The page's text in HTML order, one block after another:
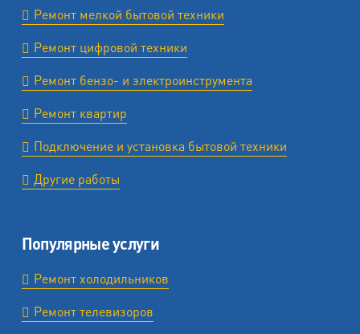
Ремонт мелкой бытовой техники
Ремонт цифровой техники
Ремонт бензо- и электроинструмента
Ремонт квартир
Подключение и установка бытовой техники
Другие работы
Популярные услуги
Ремонт холодильников
Ремонт телевизоров